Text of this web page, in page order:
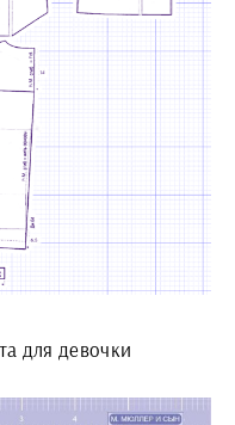
для девочки